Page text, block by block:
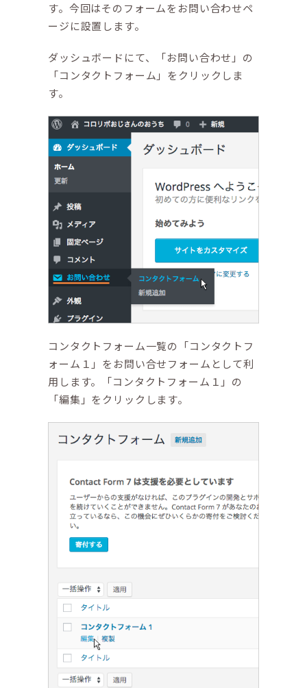
す。今回はそのフォームをお問い合わせペ
ージに設置します。
ダッシュボードにて、「お問い合わせ」の
「コンタクトフォーム」をクリックしま
す。
コンタクトフォーム一覧の「コンタクトフ
ォーム１」をお問い合せフォームとして利
用します。「コンタクトフォーム１」の
「編集」をクリックします。